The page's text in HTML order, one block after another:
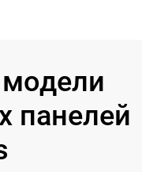
панелей